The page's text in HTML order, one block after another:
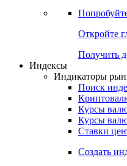
Откройте
Получить
Индексы
Индикаторы
Поиск
Курсы
Курсы
Ставки
Создать